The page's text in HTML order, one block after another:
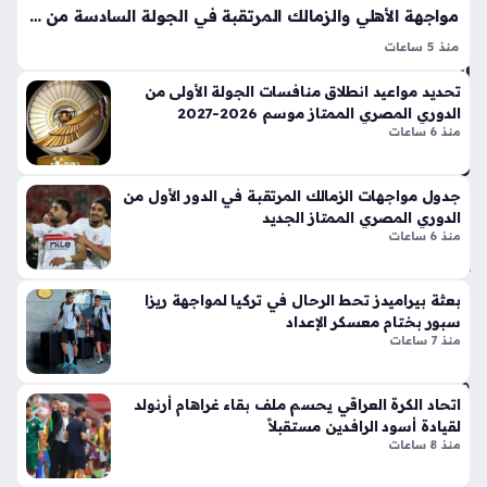
ق
ونت
ها
الج
دي
ذا
ت
الإث
ع
شر
أس
طو
ونا
قل
الح
افأ
الب
ط
ل
50
ملي
ون
جني
ه
منذ
سا
واح
دة
مواجهة الأهلي والزمالك المرتقبة في الجولة السادسة من الدوري المصري الممتاز
منذ 5 ساعات
2026-2027 بات حديث الأوساط الرياضية بعد إعلان رابطة الأندية
عن تفاصيل القرعة، إذ ينتظر عشاق الساحرة المستديرة لقاء
تحديد مواعيد انطلاق منافسات الجولة الأولى من
الدوري المصري الممتاز موسم 2026-2027
منذ 6 ساعات
جدول مواجهات الزمالك المرتقبة في الدور الأول من
الدوري المصري الممتاز الجديد
منذ 6 ساعات
بعثة بيراميدز تحط الرحال في تركيا لمواجهة ريزا
سبور بختام معسكر الإعداد
منذ 7 ساعات
اتحاد الكرة العراقي يحسم ملف بقاء غراهام أرنولد
لقيادة أسود الرافدين مستقبلاً
منذ 8 ساعات